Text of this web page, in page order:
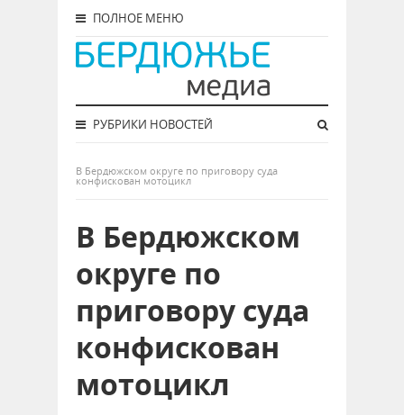
ПОЛНОЕ МЕНЮ
РУБРИКИ НОВОСТЕЙ
В Бердюжском округе по приговору суда
конфискован мотоцикл
В Бердюжском
округе по
приговору суда
конфискован
мотоцикл